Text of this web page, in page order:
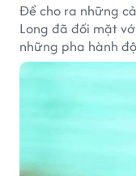
Để cho ra những
Long đã đối mặt
những pha hành